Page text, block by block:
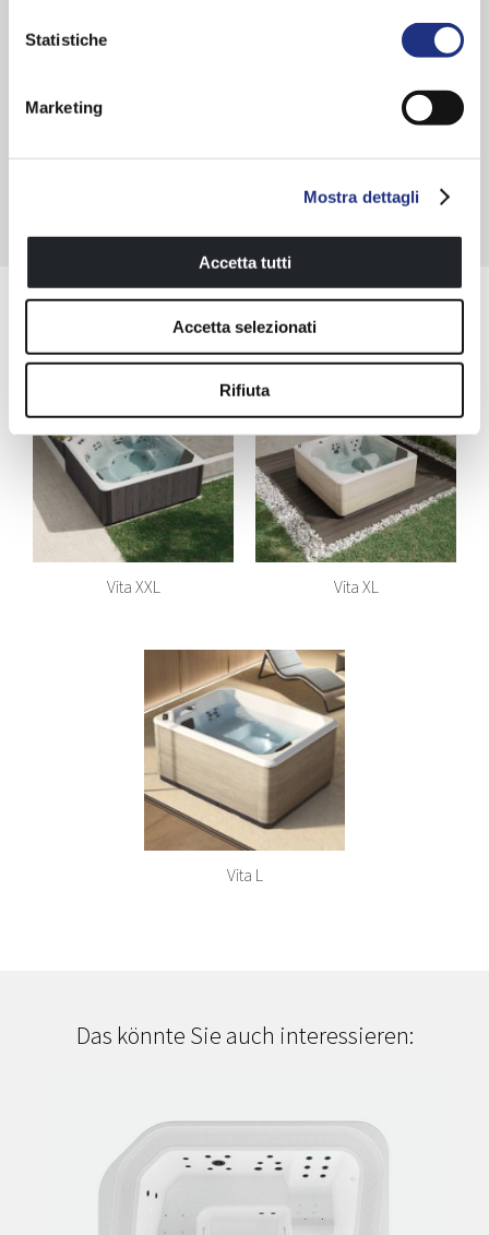
Statistiche
Marketing
Mostra dettagli
Accetta tutti
Accetta selezionati
Rifiuta
Alle Modelle der Serie anzeigen
Vita XXL Vita XL
Vita L
Das könnte Sie auch interessieren: